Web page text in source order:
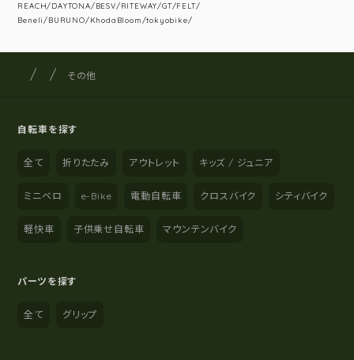
REACH/DAYTONA/BESV/RITEWAY/GT/FELT/
Beneli/BURUNO/KhodaBloom/tokyobike/
サイト内の現在地
サイクルショップナカゴヤ
その他
自転車を探す
全て 折りたたみ アウトレット キッズ / ジュニア
ミニベロ e-Bike 電動自転車 クロスバイク シティバイク
軽快車 子供乗せ自転車 マウンテンバイク
パーツを探す
全て グリップ